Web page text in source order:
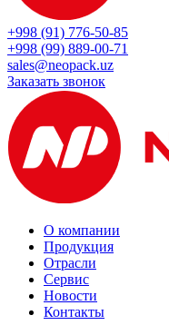
+998 (91) 776-50-85
+998 (99) 889-00-71
sales@neopack.uz
Заказать звонок
О компании
Продукция
Отрасли
Сервис
Новости
Контакты